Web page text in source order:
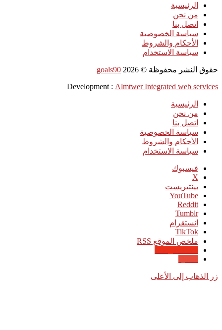
الرئيسية
من نحن
اتصل بنا
سياسة الخصوصية
الأحكام والشروط
سياسة الاستخدام
حقوق النشر محفوظة © goals90 2026
Development : Almtwer Integrated web services
الرئيسية
من نحن
اتصل بنا
سياسة الخصوصية
الأحكام والشروط
سياسة الاستخدام
فيسبوك
‫X
بينتيريست
‫YouTube
انستقرام
‫TikTok
ملخص الموقع RSS
زر الذهاب إلى الأعلى